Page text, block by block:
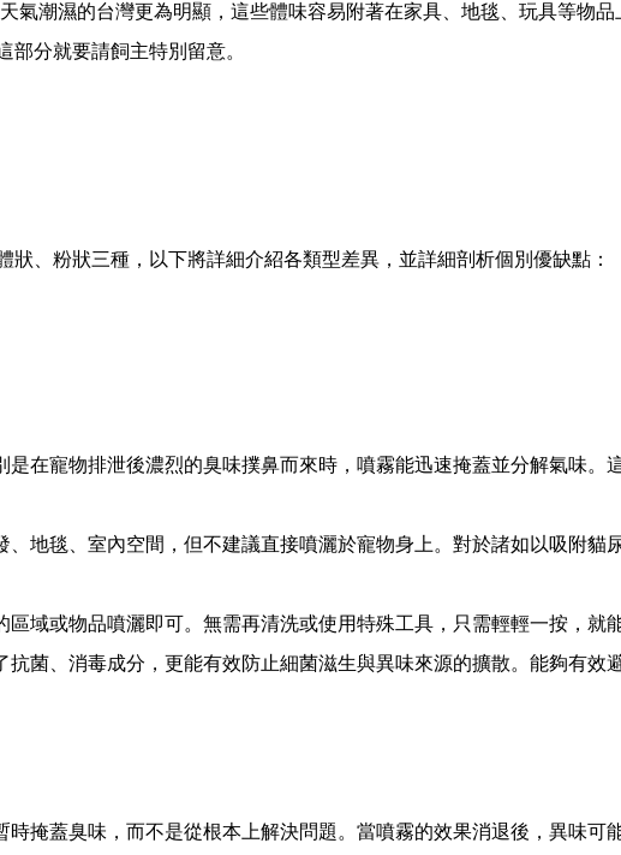
氣潮濕的台灣更為明顯，這些體味容易附著在家具、地毯、玩具等物
分就要請飼主特別留意。
、粉狀三種，以下將詳細介紹各類型差異，並詳細剖析個別優缺點：
是在寵物排泄後濃烈的臭味撲鼻而來時，噴霧能迅速掩蓋並分解氣味。
、地毯、室內空間，但不建議直接噴灑於寵物身上。對於諸如以吸附貓
域或物品噴灑即可。無需再清洗或使用特殊工具，只需輕輕一按，就
菌、消毒成分，更能有效防止細菌滋生與異味來源的擴散。能夠有效
掩蓋臭味，而不是從根本上解決問題。當噴霧的效果消退後，異味可